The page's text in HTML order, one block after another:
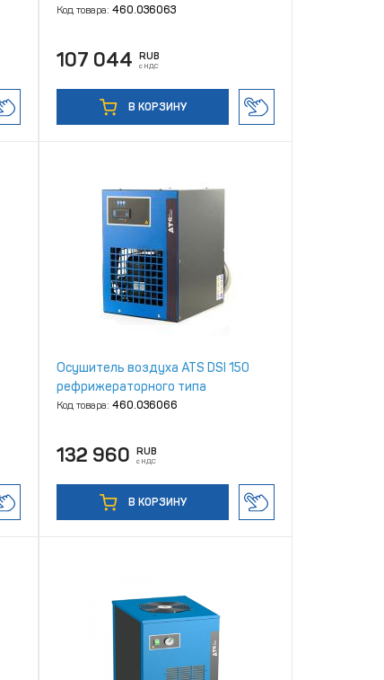
Код товара:460.036063
107 044 RUB
с НДС
В КОРЗИНУ
Осушитель воздуха ATS DSI 150
рефрижераторного типа
Код товара:460.036066
132 960 RUB
с НДС
В КОРЗИНУ